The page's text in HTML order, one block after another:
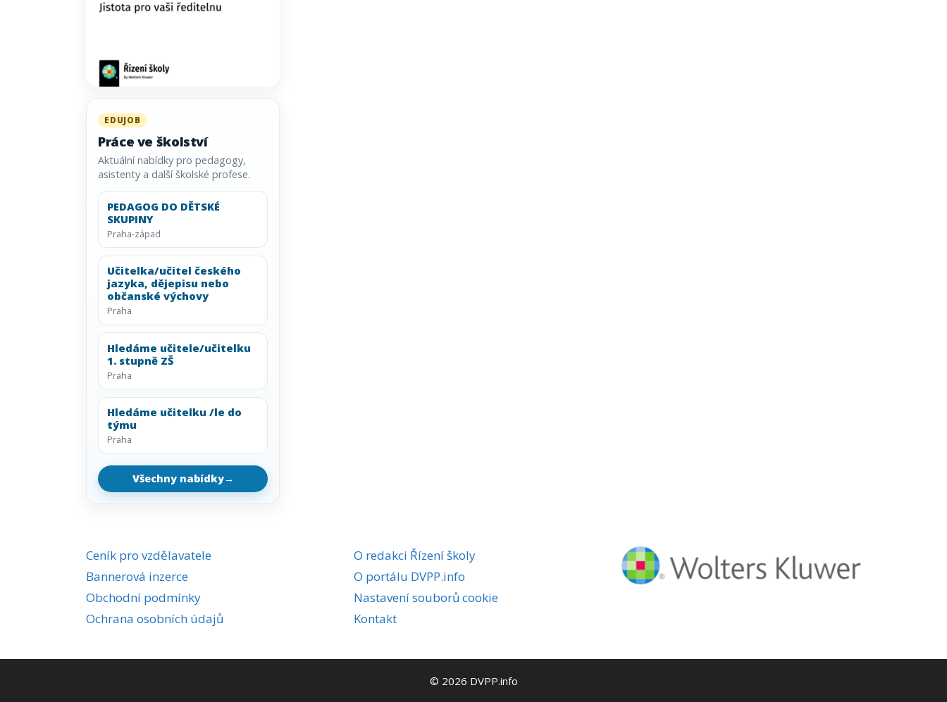
EDUJOB
Práce ve školství
Aktuální nabídky pro pedagogy,
asistenty a další školské profese.
PEDAGOG DO DĚTSKÉ
SKUPINY
Praha-západ
Učitelka/učitel českého
jazyka, dějepisu nebo
občanské výchovy
Praha
Hledáme učitele/učitelku
1. stupně ZŠ
Praha
Hledáme učitelku /le do
týmu
Praha
Všechny nabídky→
Ceník pro vzdělavatele
Bannerová inzerce
Obchodní podmínky
Ochrana osobních údajů
O redakci Řízení školy
O portálu DVPP.info
Nastavení souborů cookie
Kontakt
© 2026 DVPP.info